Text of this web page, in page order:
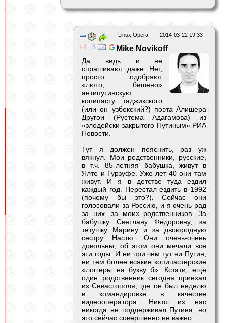
2014-03-22 19:33
Linux Opera
4 6 Mike Novikoff
Да ведь и не
спрашивают даже. Нет,
просто одобряют
«люто, бешено»
антипутинскую
копипасту таджикского
(или он узбекский?) поэта Алишера
Другои (Рустема Адагамова) из
«злодейски закрытого Путиным» РИА
Новости.
Тут я должен пояснить, раз уж
вякнул. Мои родственники, русские,
в т.ч. 85-летняя бабушка, живут в
Ялте и Гурзуфе. Уже лет 40 они там
живут. И я в детстве туда ездил
каждый год. Перестал ездить в 1992
(почему бы это?). Сейчас они
голосовали за Россию, и я очень рад
за них, за моих родственников. За
бабушку Светлану Фёдоровну, за
тётушку Марину и за двоюродную
сестру Настю. Они очень-очень
довольны, об этом они мечали все
эти годы. И ни при чём тут ни Путин,
ни тем более всякие копипастерские
«логгеры на букву б». Кстати, ещё
один родственник сегодня приехал
из Севастополя, где он был неделю
в командировке в качестве
видеооператора. Никто из нас
никогда не поддерживал Путина, но
это сейчас совершенно не важно.